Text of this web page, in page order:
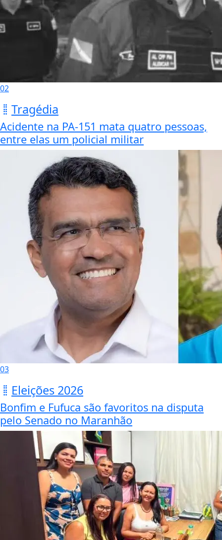
02
Tragédia
Acidente na PA-151 mata quatro pessoas,
entre elas um policial militar
03
Eleições 2026
Bonfim e Fufuca são favoritos na disputa
pelo Senado no Maranhão